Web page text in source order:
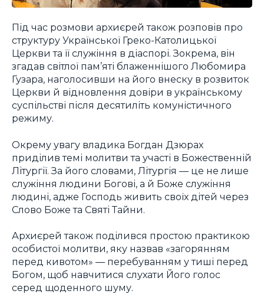
Під час розмови архиєрей також розповів про
структуру Української Греко-Католицької
Церкви та її служіння в діаспорі. Зокрема, він
згадав світлої пам’яті блаженнішого Любомира
Гузара, наголосивши на його внеску в розвиток
Церкви й відновлення довіри в українському
суспільстві після десятиліть комуністичного
режиму.
Окрему увагу владика Богдан Дзюрах
приділив темі молитви та участі в Божественній
Літургії. За його словами, Літургія — це не лише
служіння людини Богові, а й Боже служіння
людині, адже Господь живить своїх дітей через
Слово Боже та Святі Тайни.
Архиєрей також поділився простою практикою
особистої молитви, яку назвав «загорянням
перед кивотом» — перебуванням у тиші перед
Богом, щоб навчитися слухати Його голос
серед щоденного шуму.